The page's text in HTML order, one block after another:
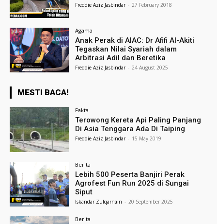
Freddie Aziz Jasbindar - 27 February 2018
Agama
Anak Perak di AIAC: Dr Afifi Al-Akiti
Tegaskan Nilai Syariah dalam
Arbitrasi Adil dan Beretika
Freddie Aziz Jasbindar - 24 August 2025
MESTI BACA!
Fakta
Terowong Kereta Api Paling Panjang
Di Asia Tenggara Ada Di Taiping
Freddie Aziz Jasbindar - 15 May 2019
Berita
Lebih 500 Peserta Banjiri Perak
Agrofest Fun Run 2025 di Sungai
Siput
Iskandar Zulqarnain - 20 September 2025
Berita